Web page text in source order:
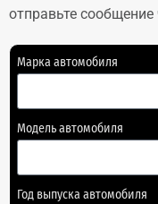
отправьте
Марка автомобиля
Модель автомобиля
Год выпуска автомобиля